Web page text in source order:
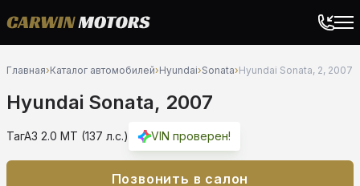
Главная›Каталог автомобилей›Hyundai›Sonata›Hyundai Sonata, 2, 2007
Hyundai Sonata, 2007
ТагАЗ 2.0 MT (137 л.с.) VIN проверен!
Позвонить в салон